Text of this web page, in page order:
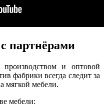
партнёрами
производством и оптовой
фабрики всегда следит за
мягкой мебели.
мебели: